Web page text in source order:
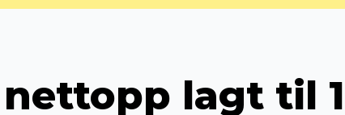
lagt til